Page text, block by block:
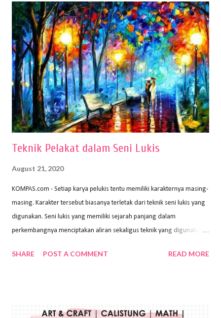
memiliki spesifikasi berbeda sesuai jenisnya. Berikut peralatan
menggambar bentuk: 1. Kertas Gambar Kegiatan menggambar
membutuhkan kertas yang baik agar proses pembuatan gambar lebih
nyaman dan maksimal. Bahan kertas yang baik salah satu syaratnya
adalah tidak mudah sobek, mengingat menggambar merupakan
proses menggores dan menghapus. Kertas adalah bahan yang paling
ideal digunakan untuk menggambar. Dalam menggambar
menggunakan pen...
Teknik Pelakat dalam Seni Lukis
August 21, 2020
KOMPAS.com - Setiap karya pelukis tentu memiliki karakternya masing-
masing. Karakter tersebut biasanya terletak dari teknik seni lukis yang
digunakan. Seni lukis yang memiliki sejarah panjang dalam
perkembangnya menciptakan aliran sekaligus teknik yang digunakan.
Wayan Kun Adnyana, teknik yang berbeda tentunya akan
menggunakan bahan dasar cat air, cat akrilik, atau cat minyak dengan
SHARE POST A COMMENT READ MORE